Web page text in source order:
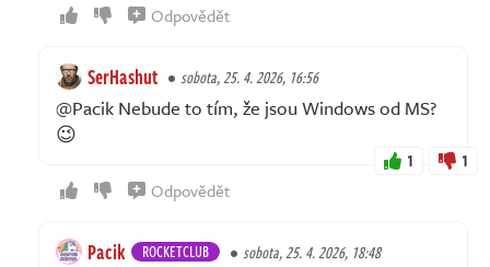
Odpovědět
SerHashut sobota, 25. 4. 2026, 16:56
@Pacik Nebude to tím, že jsou Windows od MS?
😉
1 1
Odpovědět
Pacik ROCKETCLUB sobota, 25. 4. 2026, 18:48